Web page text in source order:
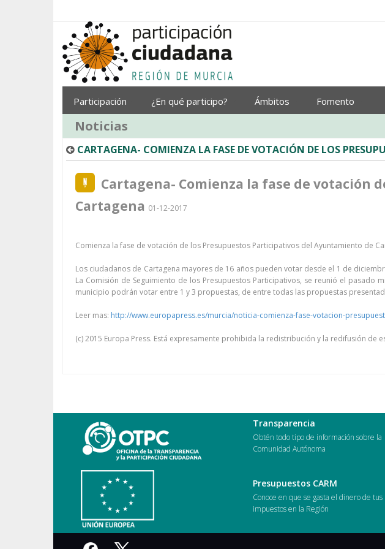
Participación ¿En qué participo? Ámbitos Fomento
Noticias
CARTAGENA- COMIENZA LA FASE DE VOTACIÓN DE LOS
Cartagena- Comienza la fase de votación
Cartagena 01-12-2017
Comienza la fase de votación de los Presupuestos Participativos del Ayuntamiento de
Los ciudadanos de Cartagena mayores de 16 años pueden votar desde el 1 de
La Comisión de Seguimiento de los Presupuestos Participativos, se reunió el
municipio podrán votar entre 1 y 3 propuestas, de entre todas las propuestas
Leer mas: http://www.europapress.es/murcia/noticia-comienza-fase-votacion-
(c) 2015 Europa Press. Está expresamente prohibida la redistribución y la redifusión de
Transparencia
Obtén todo tipo de información sobre la
Comunidad Autónoma
Presupuestos CARM
Conoce en que se gasta el dinero de tus
impuestos en la Región